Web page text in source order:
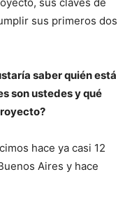
sus primeros dos
saber quién está
son ustedes y qué
hace ya casi 12
Aires y hace